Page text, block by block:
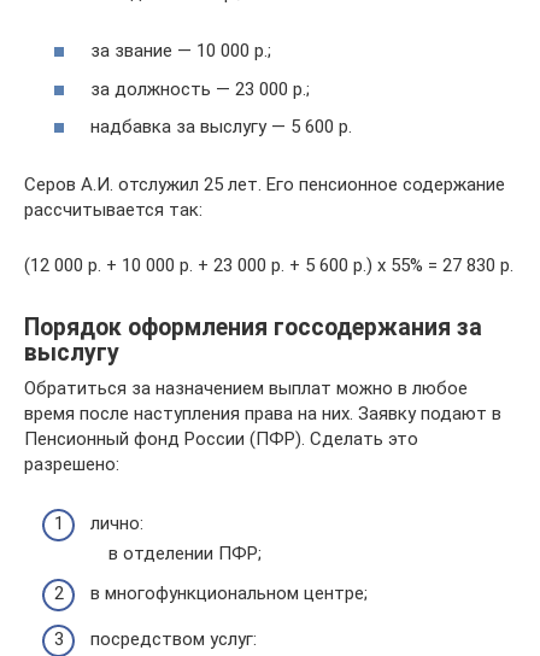
за звание — 10 000 р.;
за должность — 23 000 р.;
надбавка за выслугу — 5 600 р.
Серов А.И. отслужил 25 лет. Его пенсионное содержание
рассчитывается так:
(12 000 р. + 10 000 р. + 23 000 р. + 5 600 р.) х 55% = 27 830 р.
Порядок оформления госсодержания за
выслугу
Обратиться за назначением выплат можно в любое
время после наступления права на них. Заявку подают в
Пенсионный фонд России (ПФР). Сделать это
разрешено:
лично:
в отделении ПФР;
в многофункциональном центре;
посредством услуг: